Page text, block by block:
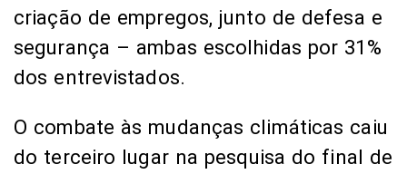
criação de empregos, junto de defesa e
segurança – ambas escolhidas por 31%
dos entrevistados.
O combate às mudanças climáticas caiu
do terceiro lugar na pesquisa do final de